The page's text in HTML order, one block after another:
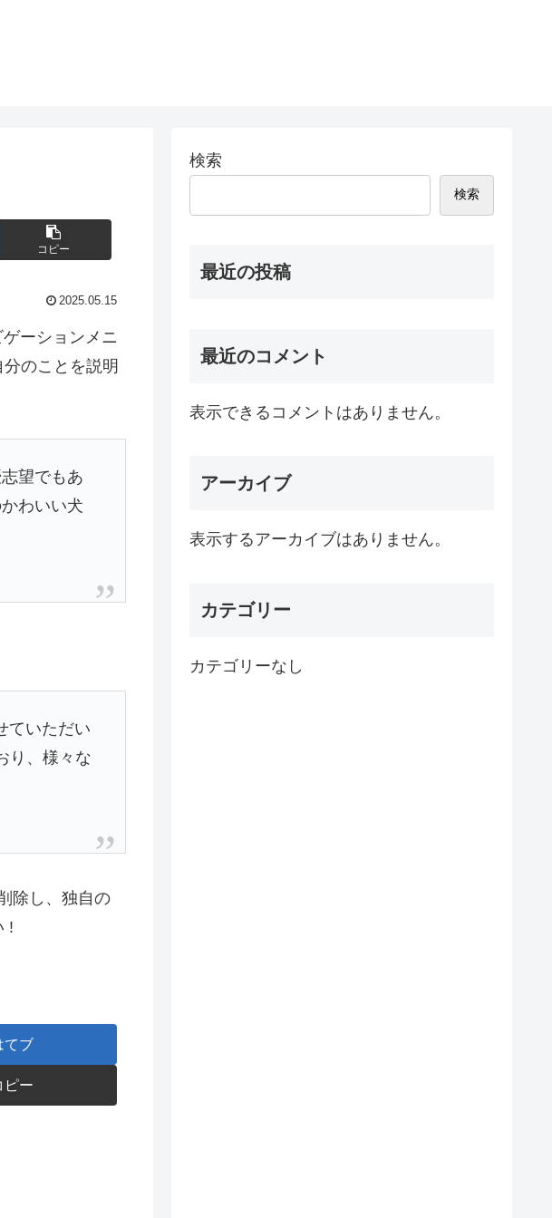
コピー
2025.05.15
ーションメニ
のことを説明
望でもあ
わいい犬
ていただい
り、様々な
除し、独自の
!
てブ
ピー
検索
検索
最近の投稿
最近のコメント
表示できるコメントはありません。
アーカイブ
表示するアーカイブはありません。
カテゴリー
カテゴリーなし